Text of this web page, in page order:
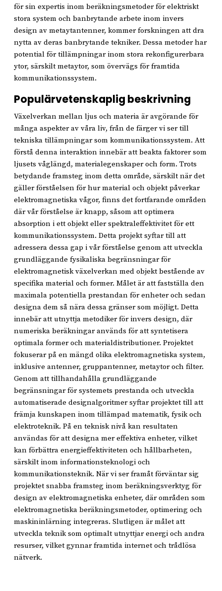
för sin expertis inom beräkningsmetoder för elektriskt
stora system och banbrytande arbete inom invers
design av metaytantenner, kommer forskningen att dra
nytta av deras banbrytande tekniker. Dessa metoder har
potential för tillämpningar inom stora rekonfigurerbara
ytor, särskilt metaytor, som övervägs för framtida
kommunikationssystem.
Populärvetenskaplig beskrivning
Växelverkan mellan ljus och materia är avgörande för
många aspekter av våra liv, från de färger vi ser till
tekniska tillämpningar som kommunikationssystem. Att
förstå denna interaktion innebär att beakta faktorer som
ljusets våglängd, materialegenskaper och form. Trots
betydande framsteg inom detta område, särskilt när det
gäller förståelsen för hur material och objekt påverkar
elektromagnetiska vågor, finns det fortfarande områden
där vår förståelse är knapp, såsom att optimera
absorption i ett objekt eller spektraleffektivitet för ett
kommunikationssystem. Detta projekt syftar till att
adressera dessa gap i vår förståelse genom att utveckla
grundläggande fysikaliska begränsningar för
elektromagnetisk växelverkan med objekt bestående av
specifika material och former. Målet är att fastställa den
maximala potentiella prestandan för enheter och sedan
designa dem så nära dessa gränser som möjligt. Detta
innebär att utnyttja metodiker för invers design, där
numeriska beräkningar används för att syntetisera
optimala former och materialdistributioner. Projektet
fokuserar på en mängd olika elektromagnetiska system,
inklusive antenner, gruppantenner, metaytor och filter.
Genom att tillhandahålla grundläggande
begränsningar för systemets prestanda och utveckla
automatiserade designalgoritmer syftar projektet till att
främja kunskapen inom tillämpad matematik, fysik och
elektroteknik. På en teknisk nivå kan resultaten
användas för att designa mer effektiva enheter, vilket
kan förbättra energieffektiviteten och hållbarheten,
särskilt inom informationsteknologi och
kommunikationsteknik. När vi ser framåt förväntar sig
projektet snabba framsteg inom beräkningsverktyg för
design av elektromagnetiska enheter, där områden som
elektromagnetiska beräkningsmetoder, optimering och
maskininlärning integreras. Slutligen är målet att
utveckla teknik som optimalt utnyttjar energi och andra
resurser, vilket gynnar framtida internet och trådlösa
nätverk.